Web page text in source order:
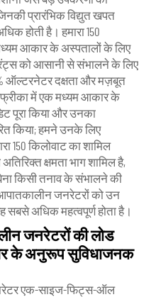
प्रारंभिक विद्युत खपत
होती है। हमारा 150
आकार के अस्पतालों के लिए
को आसानी से संभालने के लिए
ऑल्टरनेटर दक्षता और मज़बूत
में एक मध्यम आकार के
पूरा किया और उनका
किया; हमने उनके लिए
150 किलोवाट का शामिल
क्षमता भाग शामिल है,
किसी तनाव के संभालने की
जनरेटरों को उन
सबसे अधिक महत्वपूर्ण होता है।
जनरेटरों की लोड
के अनुरूप सुविधाजनक
एक-साइज-फिट्स-ऑल